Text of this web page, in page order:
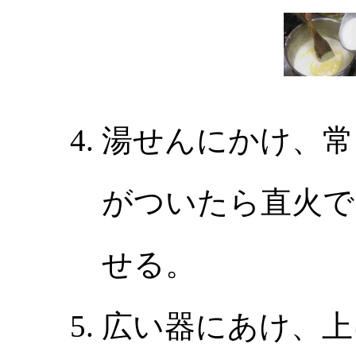
湯せんにかけ、
がついたら直火
せる。
広い器にあけ、